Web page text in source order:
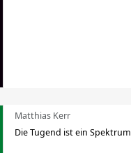
Matthias Kerr
Die Tugend ist ein Spektrum